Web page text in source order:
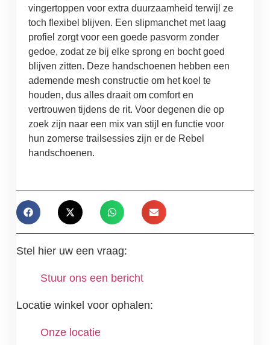
vingertoppen voor extra duurzaamheid terwijl ze
toch flexibel blijven. Een slipmanchet met laag
profiel zorgt voor een goede pasvorm zonder
gedoe, zodat ze bij elke sprong en bocht goed
blijven zitten. Deze handschoenen hebben een
ademende mesh constructie om het koel te
houden, dus alles draait om comfort en
vertrouwen tijdens de rit. Voor degenen die op
zoek zijn naar een mix van stijl en functie voor
hun zomerse trailsessies zijn er de Rebel
handschoenen.
Stel hier uw een vraag:
Stuur ons een bericht
Locatie winkel voor ophalen:
Onze locatie